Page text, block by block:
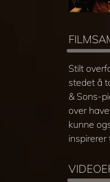
Stilt
stedet å
& Sons-
over
kunne
inspirerer